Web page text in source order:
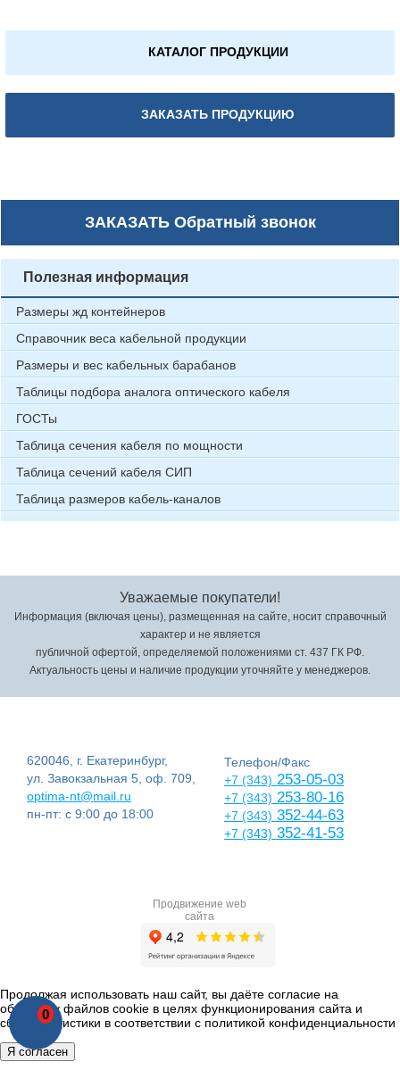
КАТАЛОГ ПРОДУКЦИИ
ЗАКАЗАТЬ ПРОДУКЦИЮ
ЗАКАЗАТЬОбратный звонок
0
Полезная информация
Размеры жд контейнеров
Справочник веса кабельной продукции
Размеры и вес кабельных барабанов
Таблицы подбора аналога оптического кабеля
ГОСТы
Таблица сечения кабеля по мощности
Таблица сечений кабеля СИП
Таблица размеров кабель-каналов
Уважаемые покупатели!
Информация (включая цены), размещенная на сайте, носит справочный
характер и не является
публичной офертой, определяемой положениями ст. 437 ГК РФ.
Актуальность цены и наличие продукции уточняйте у менеджеров.
620046, г. Екатеринбург,
ул. Завокзальная 5, оф. 709,
optima-nt@mail.ru
пн-пт: с 9:00 до 18:00
Телефон/Факс
+7 (343) 253-05-03
+7 (343) 253-80-16
+7 (343) 352-44-63
+7 (343) 352-41-53
Продвижение web
сайта
Продолжая использовать наш сайт, вы даёте согласие на
обработку файлов cookie в целях функционирования сайта и
сбора статистики в соответствии с политикой конфиденциальности
Я согласен